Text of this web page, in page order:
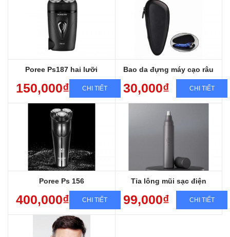
Poree Ps187 hai lưỡi
150,000₫ CHI TIẾT
Bảo hành sp 12 tháng
Shop có bán lưỡi thay thế
Bao da đựng máy cạo râu
30,000₫ CHI TIẾT
Poree Ps 156
400,000₫ CHI TIẾT
Tỉa lông mũi sạc điện
99,000₫ CHI TIẾT